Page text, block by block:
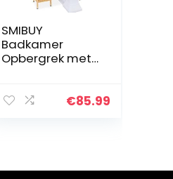
SMIBUY
Badkamer
Opbergrek met
Opbergrek,
Verstelbare
€85.99